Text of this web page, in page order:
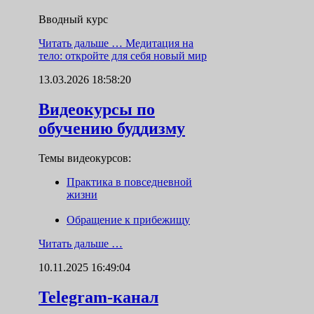
Вводный курс
Читать дальше … Медитация на
тело: откройте для себя новый мир
13.03.2026 18:58:20
Видеокурсы по
обучению буддизму
Темы видеокурсов:
Практика в повседневной
жизни
Обращение к прибежищу
Читать дальше …
10.11.2025 16:49:04
Telegram-канал